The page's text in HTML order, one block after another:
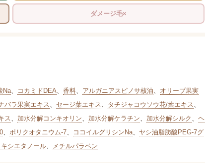
ダメージ毛×
Na、 コカミドDEA、 香料、 アルガニアスピノサ核油、 オリーブ果実
バラ果実エキス、 セージ葉エキス、 タチジャコウソウ花/葉エキス、
ス、 加水分解コンキオリン、 加水分解ケラチン、 加水分解シルク 、 ヘ
、 ポリクオタニウム-7、 ココイルグリシンNa、 ヤシ油脂肪酸PEG-7グ
シエタノール、 メチルパラベン